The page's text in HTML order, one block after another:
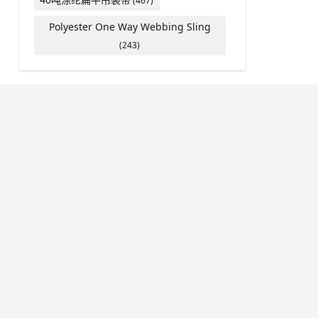
Polyester One Way Webbing Sling
(243)